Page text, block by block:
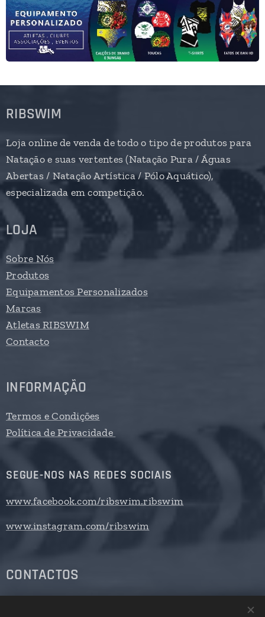
RIBSWIM
Loja online de venda de todo o tipo de produtos para
Natação e suas vertentes (Natação Pura / Águas
Abertas / Natação Artística / Pólo Aquático),
especializada em competição.
LOJA
Sobre Nós
Produtos
Equipamentos Personalizados
Marcas
Atletas RIBSWIM
Contacto
INFORMAÇÃO
Termos e Condições
Política de Privacidade
SEGUE-NOS NAS REDES SOCIAIS
www.facebook.com/ribswim.ribswim
www.instagram.com/ribswim
CONTACTOS